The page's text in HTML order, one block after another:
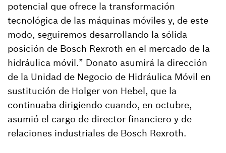
potencial que ofrece la transformación
tecnológica de las máquinas móviles y, de este
modo, seguiremos desarrollando la sólida
posición de Bosch Rexroth en el mercado de la
hidráulica móvil.” Donato asumirá la dirección
de la Unidad de Negocio de Hidráulica Móvil en
sustitución de Holger von Hebel, que la
continuaba dirigiendo cuando, en octubre,
asumió el cargo de director financiero y de
relaciones industriales de Bosch Rexroth.